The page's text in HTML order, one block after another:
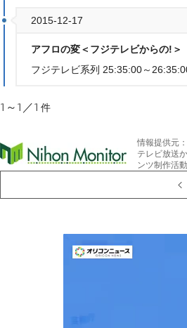
2015-12-17
アフロの変＜フジテレビからの!
フジテレビ系列 25:35:00～
1～1／1 件
情報提供元：
テレビ放送
ンツ制作活